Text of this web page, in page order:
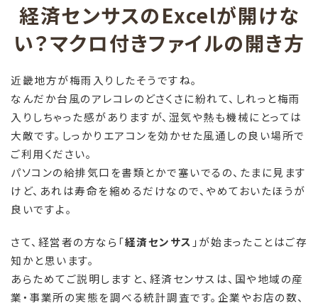
経済センサスのExcelが開けな
い？マクロ付きファイルの開き方
近畿地方が梅雨入りしたそうですね。
なんだか台風のアレコレのどさくさに紛れて、しれっと梅雨
入りしちゃった感がありますが、湿気や熱も機械にとっては
大敵です。しっかりエアコンを効かせた風通しの良い場所で
ご利用ください。
パソコンの給排気口を書類とかで塞いでるの、たまに見ます
けど、あれは寿命を縮めるだけなので、やめておいたほうが
良いですよ。
さて、経営者の方なら「経済センサス 」が始まったことはご存
知かと思います。
あらためてご説明しますと、経済センサスは、国や地域の産
業・事業所の実態を調べる統計調査です。企業やお店の数、